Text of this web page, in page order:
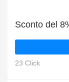
Sconto del
23 Click